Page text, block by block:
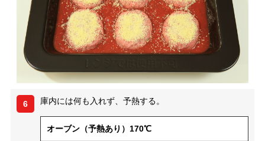
6 庫内には何も入れず、予熱する。
オーブン（予熱あり）170℃